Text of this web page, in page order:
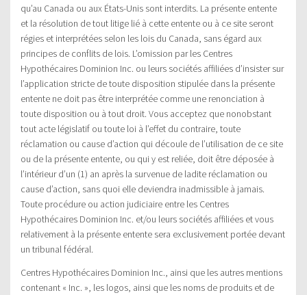
qu’au Canada ou aux États-Unis sont interdits. La présente entente
et la résolution de tout litige lié à cette entente ou à ce site seront
régies et interprétées selon les lois du Canada, sans égard aux
principes de conflits de lois. L’omission par les Centres
Hypothécaires Dominion Inc. ou leurs sociétés affiliées d’insister sur
l’application stricte de toute disposition stipulée dans la présente
entente ne doit pas être interprétée comme une renonciation à
toute disposition ou à tout droit. Vous acceptez que nonobstant
tout acte législatif ou toute loi à l’effet du contraire, toute
réclamation ou cause d’action qui découle de l’utilisation de ce site
ou de la présente entente, ou qui y est reliée, doit être déposée à
l’intérieur d’un (1) an après la survenue de ladite réclamation ou
cause d’action, sans quoi elle deviendra inadmissible à jamais.
Toute procédure ou action judiciaire entre les Centres
Hypothécaires Dominion Inc. et/ou leurs sociétés affiliées et vous
relativement à la présente entente sera exclusivement portée devant
un tribunal fédéral.
Centres Hypothécaires Dominion Inc., ainsi que les autres mentions
contenant « Inc. », les logos, ainsi que les noms de produits et de